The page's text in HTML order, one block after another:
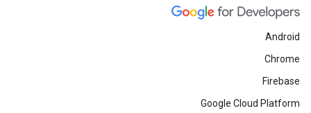
Android
Chrome
Firebase
Google Cloud Platform